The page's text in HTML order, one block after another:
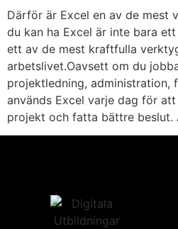
Därför är Excel en av de mest
du kan ha Excel är inte bara
ett av de mest kraftfulla
arbetslivet.Oavsett om du
projektledning, administration,
används Excel varje dag för
projekt och fatta bättre